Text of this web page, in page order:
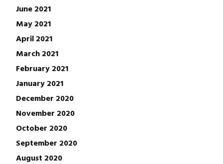
June 2021
May 2021
April 2021
March 2021
February 2021
January 2021
December 2020
November 2020
October 2020
September 2020
August 2020